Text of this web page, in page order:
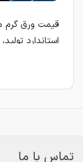
قیمت ورق گرم
استاندارد
به همین
ورق گرم از
شناخته
تماس با ما